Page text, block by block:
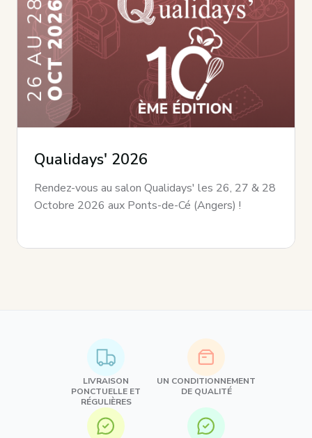
Qualidays' 2026
Rendez-vous au salon Qualidays' les 26, 27 & 28
Octobre 2026 aux Ponts-de-Cé (Angers) !
LIVRAISON
PONCTUELLE ET
RÉGULIÈRES
UN CONDITIONNEMENT
DE QUALITÉ